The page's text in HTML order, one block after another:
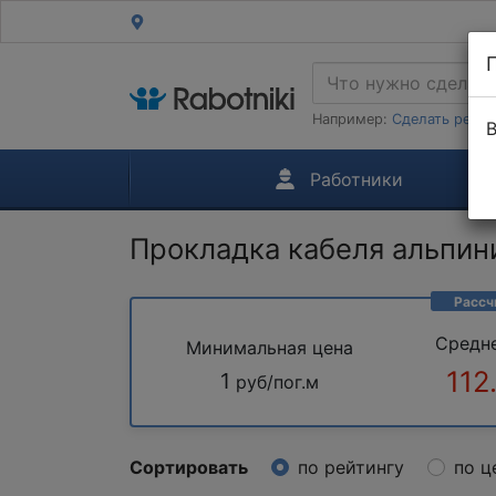
Например: Сделать
Работники
Прокладка кабеля
Минимальная цена
1 руб/пог.м
Сортировать по рейтингу по